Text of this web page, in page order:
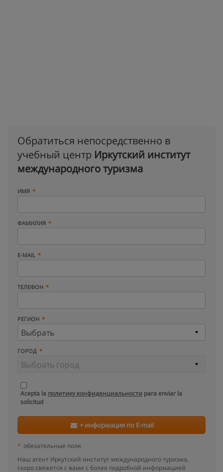
Обратиться непосредственно в
учебный центр Иркутский институт
международного туризма
ИМЯ
ФАМИЛИЯ
E-MAIL
ТЕЛЕФОН
РЕГИОН
ГОРОД
Acepta la политику конфиденциальности para enviar la
solicitud
+ информация по E-mail
* обязательные поля
Наш агент Иркутский институт международного туризма,
скоро свяжется с вами с более подробной информацией